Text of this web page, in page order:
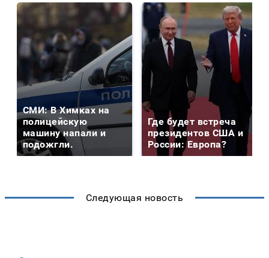
СМИ: В Химках на
полицейскую
машину напали и
подожгли.
Где будет встреча
президентов США и
России: Европа?
Следующая новость